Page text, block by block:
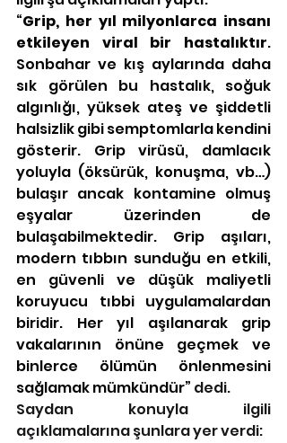
“Grip, her yıl milyonlarca insanı
etkileyen viral bir hastalıktır.
Sonbahar ve kış aylarında daha
sık görülen bu hastalık, soğuk
algınlığı, yüksek ateş ve şiddetli
halsizlik gibi semptomlarla kendini
gösterir. Grip virüsü, damlacık
yoluyla (öksürük, konuşma, vb…)
bulaşır ancak kontamine olmuş
eşyalar üzerinden de
bulaşabilmektedir. Grip aşıları,
modern tıbbın sunduğu en etkili,
en güvenli ve düşük maliyetli
koruyucu tıbbi uygulamalardan
biridir. Her yıl aşılanarak grip
vakalarının önüne geçmek ve
binlerce ölümün önlenmesini
sağlamak mümkündür” dedi.
Saydan konuyla ilgili
açıklamalarına şunlara yer verdi: